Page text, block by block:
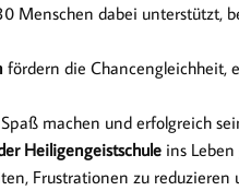
Menschen dabei unterstützt,
fördern die Chancengleichheit,
machen und erfolgreich
Heiligengeistschuleins Leben
Frustrationen zu reduzieren